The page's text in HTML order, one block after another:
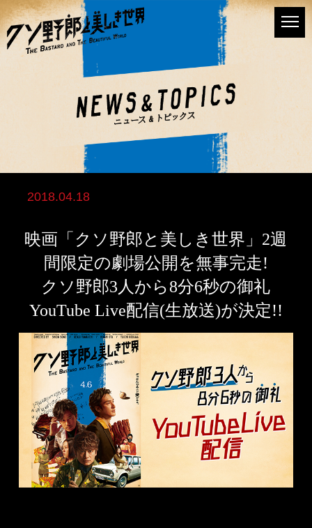
2018.04.18
映画「クソ野郎と美しき世界」2週
間限定の劇場公開を無事完走!
クソ野郎3人から8分6秒の御礼
YouTube Live配信(生放送)が決定!!